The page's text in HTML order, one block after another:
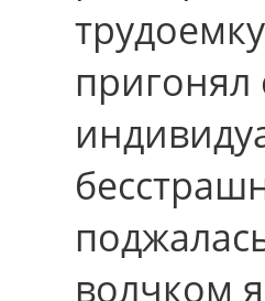
волчком